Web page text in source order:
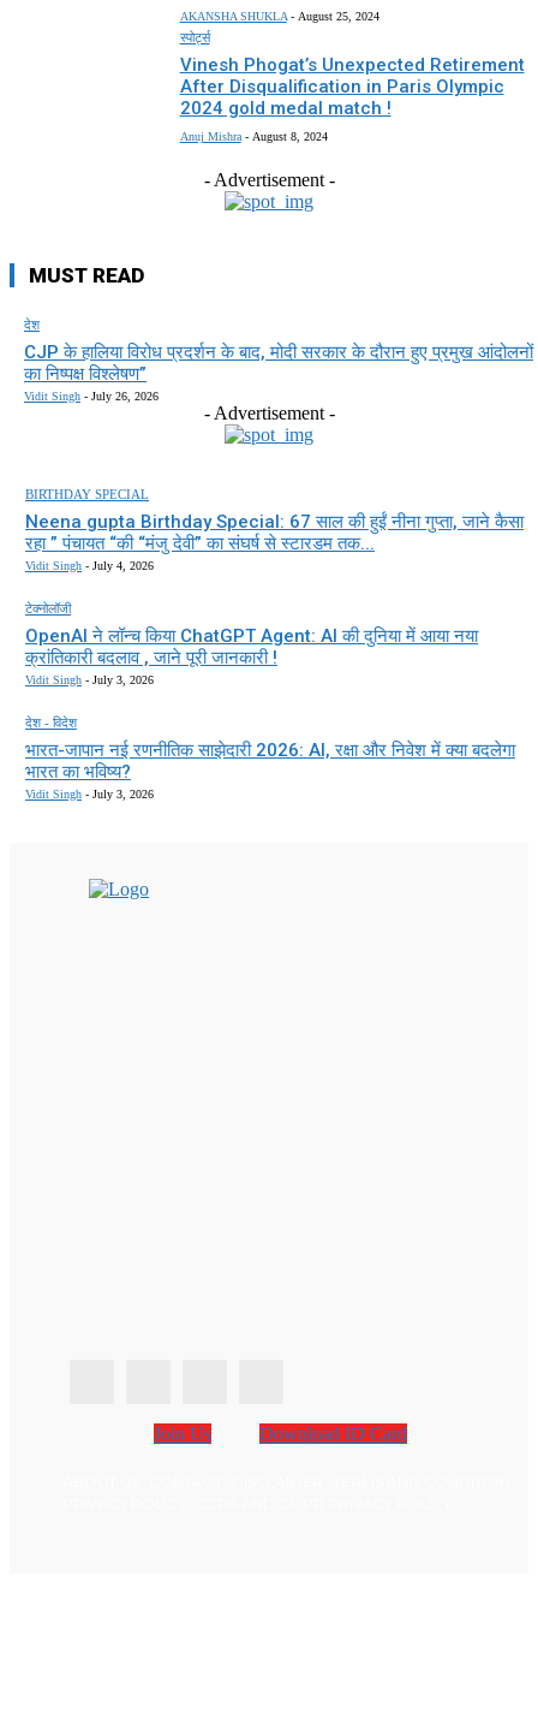
AKANSHA SHUKLA - August 25, 2024
स्पोर्ट्स
Vinesh Phogat’s Unexpected Retirement
After Disqualification in Paris Olympic
2024 gold medal match !
Anuj Mishra - August 8, 2024
- Advertisement -
MUST READ
देश
CJP के हालिया विरोध प्रदर्शन के बाद, मोदी सरकार के दौरान हुए प्रमुख आंदोलनों
का निष्पक्ष विश्लेषण”
Vidit Singh - July 26, 2026
- Advertisement -
BIRTHDAY SPECIAL
Neena gupta Birthday Special: 67 साल की हुईं नीना गुप्ता, जाने कैसा
रहा ” पंचायत “की “मंजु देवी” का संघर्ष से स्टारडम तक...
Vidit Singh - July 4, 2026
टेक्नोलॉजी
OpenAI ने लॉन्च किया ChatGPT Agent: AI की दुनिया में आया नया
क्रांतिकारी बदलाव , जाने पूरी जानकारी !
Vidit Singh - July 3, 2026
देश - विदेश
भारत-जापान नई रणनीतिक साझेदारी 2026: AI, रक्षा और निवेश में क्या बदलेगा
भारत का भविष्य?
Vidit Singh - July 3, 2026
Join Us Download ID Card